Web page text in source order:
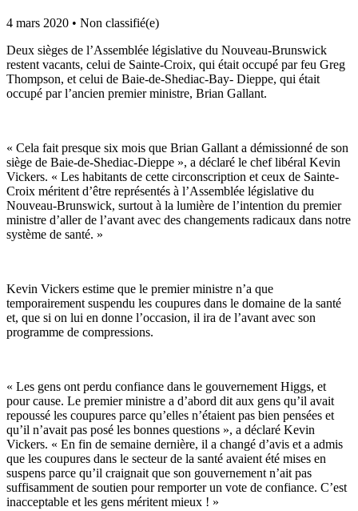
4 mars 2020 • Non classifié(e)
Deux sièges de l’Assemblée législative du Nouveau-Brunswick
restent vacants, celui de Sainte-Croix, qui était occupé par feu Greg
Thompson, et celui de Baie-de-Shediac-Bay- Dieppe, qui était
occupé par l’ancien premier ministre, Brian Gallant.
« Cela fait presque six mois que Brian Gallant a démissionné de son
siège de Baie-de-Shediac-Dieppe », a déclaré le chef libéral Kevin
Vickers. « Les habitants de cette circonscription et ceux de Sainte-
Croix méritent d’être représentés à l’Assemblée législative du
Nouveau-Brunswick, surtout à la lumière de l’intention du premier
ministre d’aller de l’avant avec des changements radicaux dans notre
système de santé. »
Kevin Vickers estime que le premier ministre n’a que
temporairement suspendu les coupures dans le domaine de la santé
et, que si on lui en donne l’occasion, il ira de l’avant avec son
programme de compressions.
« Les gens ont perdu confiance dans le gouvernement Higgs, et
pour cause. Le premier ministre a d’abord dit aux gens qu’il avait
repoussé les coupures parce qu’elles n’étaient pas bien pensées et
qu’il n’avait pas posé les bonnes questions », a déclaré Kevin
Vickers. « En fin de semaine dernière, il a changé d’avis et a admis
que les coupures dans le secteur de la santé avaient été mises en
suspens parce qu’il craignait que son gouvernement n’ait pas
suffisamment de soutien pour remporter un vote de confiance. C’est
inacceptable et les gens méritent mieux ! »